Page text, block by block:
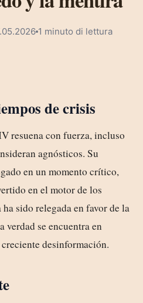
1 minuto di lettura
de crisis
resuena con fuerza, incluso
agnósticos. Su
en un momento crítico,
en el motor de los
sido relegada en favor de la
verdad se encuentra en
desinformación.